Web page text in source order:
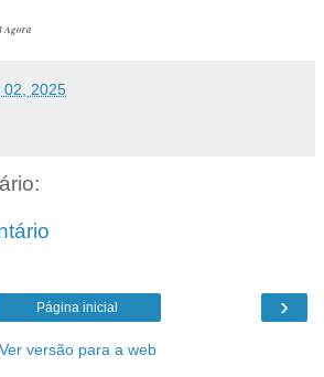
Agora
02, 2025
›
Página inicial
Ver versão para a web